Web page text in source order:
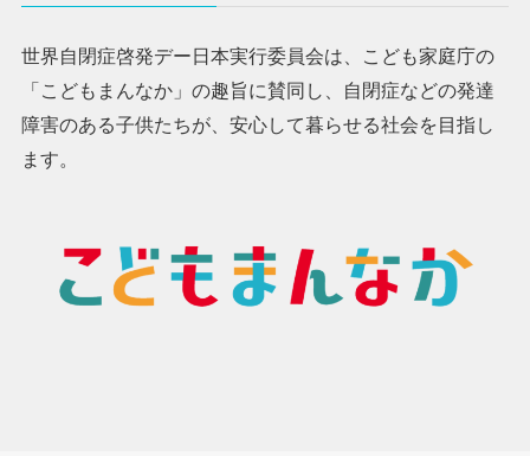
世界自閉症啓発デー日本実行委員会は、こども家庭庁の
「こどもまんなか」の趣旨に賛同し、自閉症などの発達
障害のある子供たちが、安心して暮らせる社会を目指し
ます。